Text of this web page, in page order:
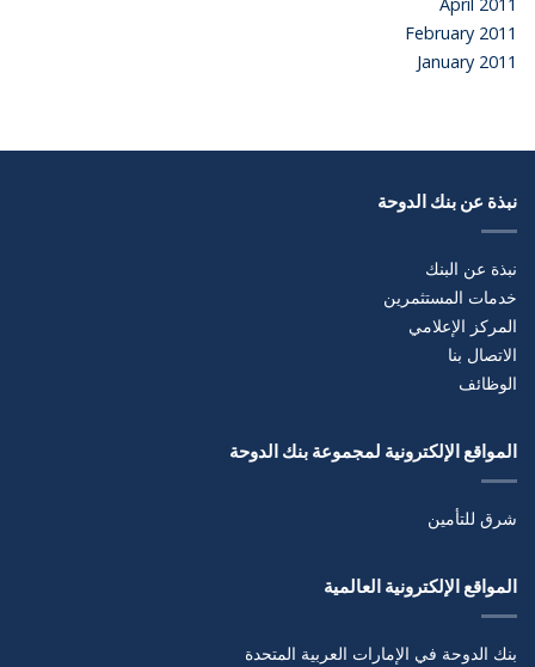
February 2011
January 2011
نبذة عن بنك الدوحة
نبذة عن البنك
خدمات المستثمرين
المركز الإعلامي
الاتصال بنا
الوظائف
المواقع الإلكترونية لمجموعة بنك الدوحة
شرق للتأمين
المواقع الإلكترونية العالمية
بنك الدوحة في الإمارات العربية المتحدة